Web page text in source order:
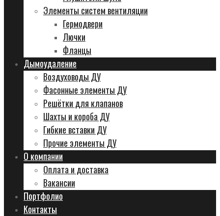
Элементы систем вентиляции
Гермодвери
Лючки
Фланцы
Дымоудаление
Воздуховоды ДУ
Фасонные элементы ДУ
Решётки для клапанов
Шахты и короба ДУ
Гибкие вставки ДУ
Прочие элементы ДУ
О компании
Оплата и доставка
Вакансии
Портфолио
Контакты